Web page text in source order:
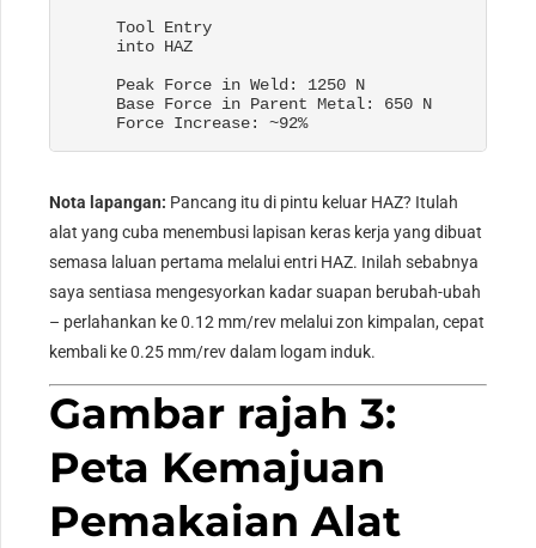
Tool Entry
into HAZ
     Peak Force in Weld
: 1250 N
     Base Force in Parent Metal
: 650 N
     Force Increase
: ~92%
Nota lapangan: Pancang itu di pintu keluar HAZ? Itulah
alat yang cuba menembusi lapisan keras kerja yang dibuat
semasa laluan pertama melalui entri HAZ. Inilah sebabnya
saya sentiasa mengesyorkan kadar suapan berubah-ubah
– perlahankan ke 0.12 mm/rev melalui zon kimpalan, cepat
kembali ke 0.25 mm/rev dalam logam induk.
Gambar rajah 3:
Peta Kemajuan
Pemakaian Alat